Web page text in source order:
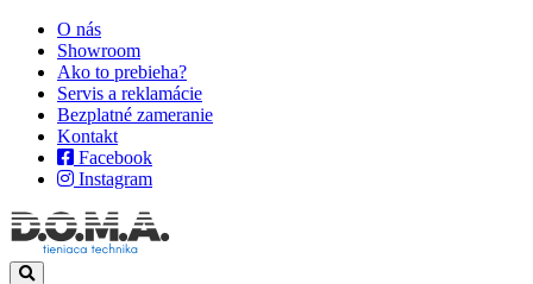
O nás
Showroom
Ako to prebieha?
Servis a reklamácie
Bezplatné zameranie
Kontakt
Facebook
Instagram